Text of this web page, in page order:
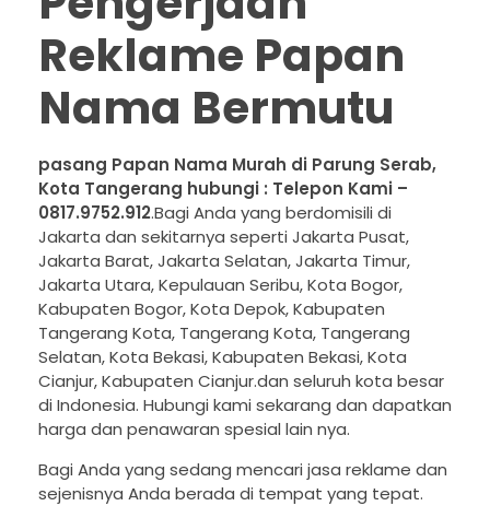
Reklame Papan
Nama Bermutu
pasang Papan Nama Murah di Parung Serab,
Kota Tangerang hubungi : Telepon Kami –
0817.9752.912.Bagi Anda yang berdomisili di
Jakarta dan sekitarnya seperti Jakarta Pusat,
Jakarta Barat, Jakarta Selatan, Jakarta Timur,
Jakarta Utara, Kepulauan Seribu, Kota Bogor,
Kabupaten Bogor, Kota Depok, Kabupaten
Tangerang Kota, Tangerang Kota, Tangerang
Selatan, Kota Bekasi, Kabupaten Bekasi, Kota
Cianjur, Kabupaten Cianjur.dan seluruh kota besar
di Indonesia. Hubungi kami sekarang dan dapatkan
harga dan penawaran spesial lain nya.
Bagi Anda yang sedang mencari jasa reklame dan
sejenisnya Anda berada di tempat yang tepat.